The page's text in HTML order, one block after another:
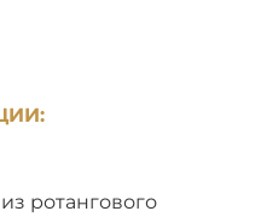
ротангового